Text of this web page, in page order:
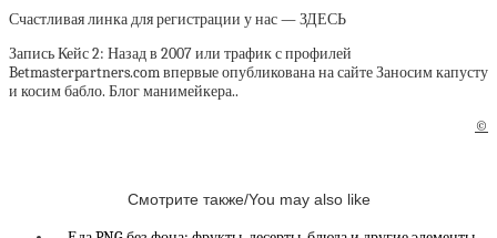
Счастливая линка для регистрации у нас — ЗДЕСЬ
Запись Кейс 2: Назад в 2007 или трафик с профилей
Betmasterpartners.com впервые опубликована на сайте Заносим капусту
и косим бабло. Блог манимейкера..
©
Смотрите также/You may also like